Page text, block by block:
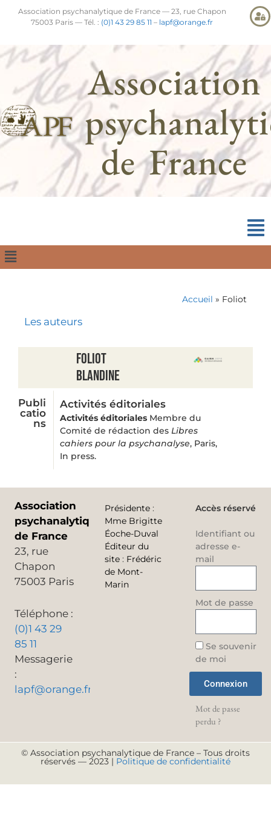
Association psychanalytique de France — 23, rue Chapon
75003 Paris — Tél. : (0)1 43 29 85 11 – lapf@orange.fr
Association
de France
Accueil » Foliot
Les auteurs
Foliot
Blandine
Publi
catio
ns
Activités éditoriales
Activités éditoriales Membre du
Comité de rédaction desLibres
cahiers pour la psychanalyse, Paris,
In press.
Association
psychanalytique
de France
23, rue
Chapon
75003 Paris
Téléphone :
(0)1 43 29
85 11
Messagerie
:
lapf@orange.fr
Présidente :
Mme Brigitte
Éoche-Duval
Éditeur du
site : Frédéric
de Mont-
Marin
Accès réservé
Identifiant ou
adresse e-
mail
Mot de passe
Se souvenir
de moi
Connexion
Mot de passe
perdu ?
© Association psychanalytique de France – Tous droits
réservés — 2023 | Politique de confidentialité